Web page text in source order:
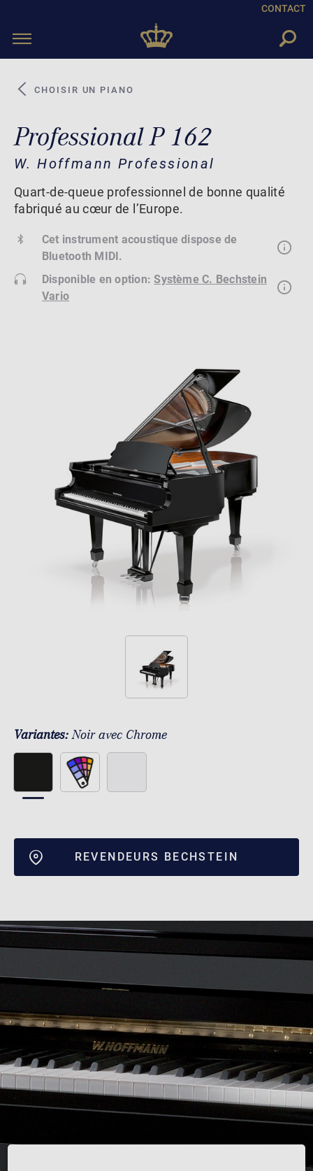
CONTACT
Toggle
CHOISIR UN PIANO
Professional P 162
W. Hoffmann Professional
Quart-de-queue professionnel de bonne qualité
fabriqué au cœur de l’Europe.
Cet instrument acoustique dispose de
Bluetooth MIDI.
Disponible en option:Système C. Bechstein
Vario
Variantes:Noir avec Chrome
REVENDEURS BECHSTEIN